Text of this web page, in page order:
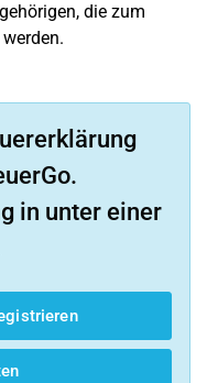
die zum
in unter einer